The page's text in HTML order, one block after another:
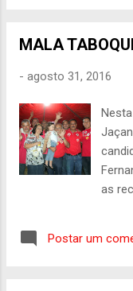
Médio)
possível
mais 24
meses.
Centro
MALA
- agosto 31, 2016
as
Postar um